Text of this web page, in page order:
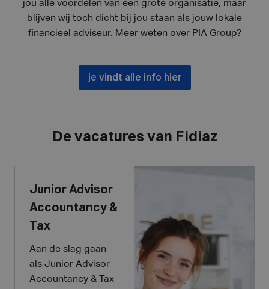
jou alle voordelen van een grote organisatie, maar
blijven wij toch dicht bij jou staan als jouw lokale
financieel adviseur. Meer weten over PIA Group?
je vindt alle info hier
De vacatures van Fidiaz
Junior Advisor
Accountancy &
Tax
Aan de slag gaan
als Junior Advisor
Accountancy & Tax